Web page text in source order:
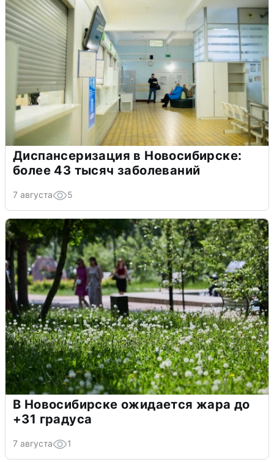
Диспансеризация в Новосибирске:
более 43 тысяч заболеваний
7 августа 5
В Новосибирске ожидается жара до
+31 градуса
7 августа 1